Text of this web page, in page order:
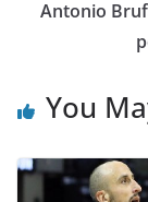
Antonio
You